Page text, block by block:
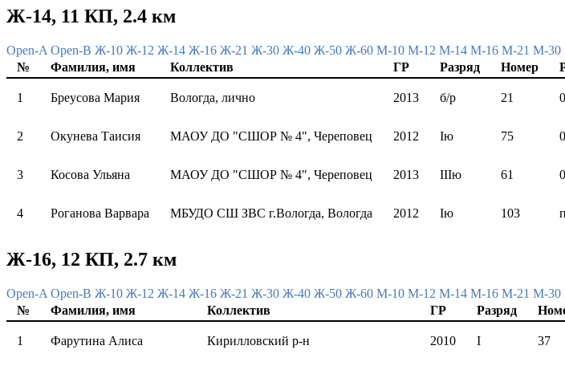
Ж-14, 11 КП, 2.4 км
Open-A Open-B Ж-10 Ж-12 Ж-14 Ж-16 Ж-21 Ж-30 Ж-40 Ж-50 Ж-60 М-10 М-12 М-14 М-16 М-21 М-30
№
Фамилия, имя Коллектив ГР Разряд Номер
1 Бреусова Мария Вологда, лично 2013 б/р 21
2 Окунева Таисия МАОУ ДО "СШОР № 4", Череповец 2012 Iю 75
3 Косова Ульяна МАОУ ДО "СШОР № 4", Череповец 2013 IIIю 61
4 Роганова Варвара МБУДО СШ ЗВС г.Вологда, Вологда 2012 Iю 103
Ж-16, 12 КП, 2.7 км
Open-A Open-B Ж-10 Ж-12 Ж-14 Ж-16 Ж-21 Ж-30 Ж-40 Ж-50 Ж-60 М-10 М-12 М-14 М-16 М-21 М-30
№
Фамилия, имя Коллектив ГР Разряд
1 Фарутина Алиса Кирилловский р-н 2010 I 37